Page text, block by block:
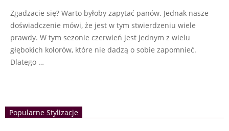
Zgadzacie się? Warto byłoby zapytać panów. Jednak nasze
doświadczenie mówi, że jest w tym stwierdzeniu wiele
prawdy. W tym sezonie czerwień jest jednym z wielu
głębokich kolorów, które nie dadzą o sobie zapomnieć.
Dlatego …
Popularne Stylizacje